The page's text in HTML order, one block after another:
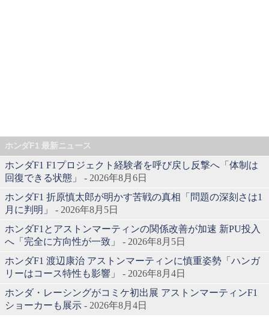
ホンダF1 最新ニュース
ホンダF1 F1プロジェクト経験者を呼び戻し反撃へ「体制は
回復できる状態」
- 2026年8月6日
ホンダF1 折原慎太郎が明かす苦戦の真相「問題の深刻さは1
月に判明」
- 2026年8月5日
ホンダF1とアストンマーティンの関係改善が加速 新PU投入
へ「完全に方向性が一致」
- 2026年8月5日
ホンダF1 渡辺康治 アストンマーティンに慎重姿勢「ハンガ
リーはコース特性も影響」
- 2026年8月4日
ホンダ・レーシングがコミケ初出展 アストンマーティンF1
ショーカーも展示 - 2026年8月4日